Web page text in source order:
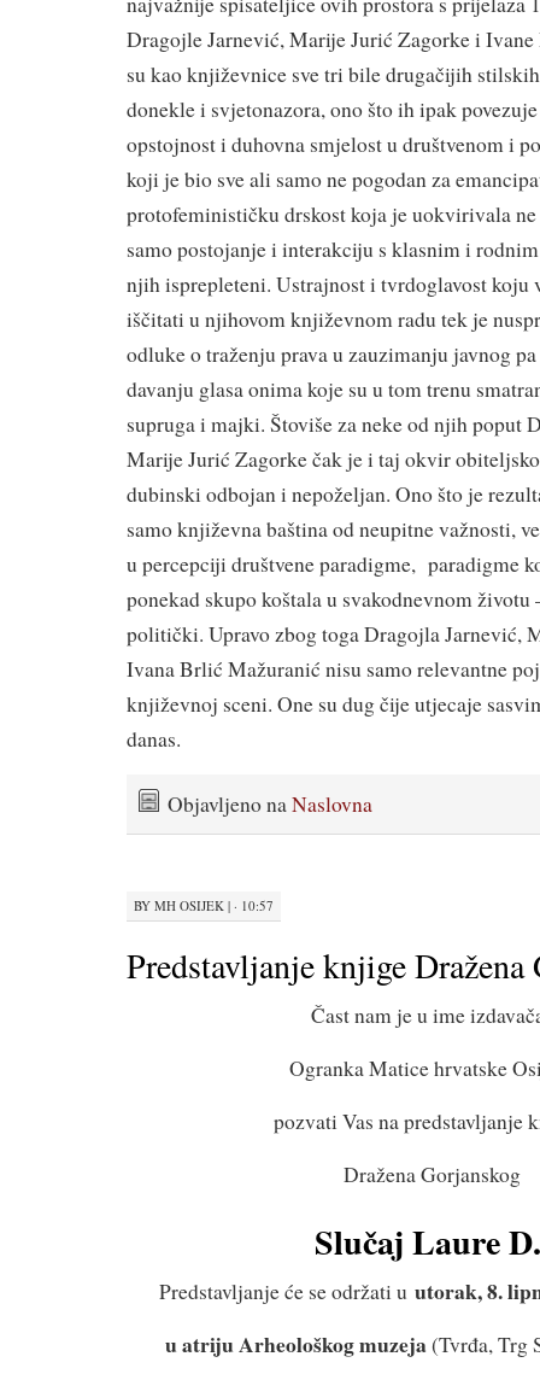
Dragojle Jarnević, Marije Jurić Zagorke i
su kao književnice sve tri bile drugačijih
donekle i svjetonazora, ono što ih ipak
opstojnost i duhovna smjelost u društvenom i
koji je bio sve ali samo ne pogodan za
protofeminističku drskost koja je uokvirivala
samo postojanje i interakciju s klasnim i
njih isprepleteni. Ustrajnost i tvrdoglavost koju
iščitati u njihovom književnom radu tek je
odluke o traženju prava u zauzimanju javnog
davanju glasa onima koje su u tom trenu
supruga i majki. Štoviše za neke od njih poput
Marije Jurić Zagorke čak je i taj okvir
dubinski odbojan i nepoželjan. Ono što je
samo književna baština od neupitne važnosti,
u percepciji društvene paradigme, paradigme
ponekad skupo koštala u svakodnevnom
politički. Upravo zbog toga Dragojla Jarnević,
Ivana Brlić Mažuranić nisu samo relevantne
književnoj sceni. One su dug čije utjecaje
danas.
Objavljeno naNaslovna
BY MH OSIJEK | · 10:57
Predstavljanje knjige Dražena
Čast nam je u ime
Ogranka Matice hrvatske
pozvati Vas na predstavljanje
Dražena Gorjanskog
Slučaj Laure
Predstavljanje će se održati u utorak, 8.
u atriju Arheološkog muzeja(Tvrđa, Trg